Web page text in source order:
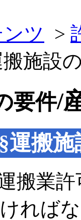
ツ >
搬施設
要件/
§運搬
搬業
れば